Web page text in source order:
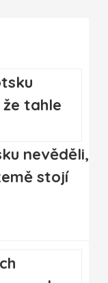
nevěděli,
stojí